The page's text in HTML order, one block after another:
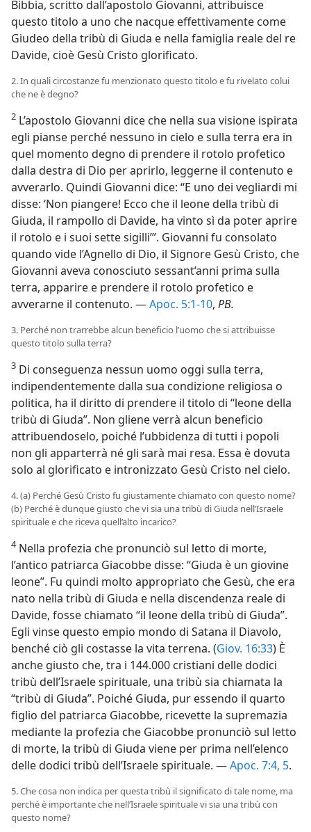
Bibbia, scritto dall’apostolo Giovanni, attribuisce
questo titolo a uno che nacque effettivamente come
Giudeo della tribù di Giuda e nella famiglia reale del re
Davide, cioè Gesù Cristo glorificato.
2. In quali circostanze fu menzionato questo titolo e fu rivelato colui
che ne è degno?
2 L’apostolo Giovanni dice che nella sua visione ispirata
egli pianse perché nessuno in cielo e sulla terra era in
quel momento degno di prendere il rotolo profetico
dalla destra di Dio per aprirlo, leggerne il contenuto e
avverarlo. Quindi Giovanni dice: “E uno dei vegliardi mi
disse: ‘Non piangere! Ecco che il leone della tribù di
Giuda, il rampollo di Davide, ha vinto sì da poter aprire
il rotolo e i suoi sette sigilli’”. Giovanni fu consolato
quando vide l’Agnello di Dio, il Signore Gesù Cristo, che
Giovanni aveva conosciuto sessant’anni prima sulla
terra, apparire e prendere il rotolo profetico e
avverarne il contenuto. —Apoc. 5:1-10, PB.
3. Perché non trarrebbe alcun beneficio l’uomo che si attribuisse
questo titolo sulla terra?
3 Di conseguenza nessun uomo oggi sulla terra,
indipendentemente dalla sua condizione religiosa o
politica, ha il diritto di prendere il titolo di “leone della
tribù di Giuda”. Non gliene verrà alcun beneficio
attribuendoselo, poiché l’ubbidenza di tutti i popoli
non gli apparterrà né gli sarà mai resa. Essa è dovuta
solo al glorificato e intronizzato Gesù Cristo nel cielo.
4. (a) Perché Gesù Cristo fu giustamente chiamato con questo nome?
(b) Perché è dunque giusto che vi sia una tribù di Giuda nell’Israele
spirituale e che riceva quell’alto incarico?
4Nella profezia che pronunciò sul letto di morte,
l’antico patriarca Giacobbe disse: “Giuda è un giovine
leone”. Fu quindi molto appropriato che Gesù, che era
nato nella tribù di Giuda e nella discendenza reale di
Davide, fosse chiamato “il leone della tribù di Giuda”.
Egli vinse questo empio mondo di Satana il Diavolo,
benché ciò gli costasse la vita terrena. (Giov. 16:33) È
anche giusto che, tra i 144.000 cristiani delle dodici
tribù dell’Israele spirituale, una tribù sia chiamata la
“tribù di Giuda”. Poiché Giuda, pur essendo il quarto
figlio del patriarca Giacobbe, ricevette la supremazia
mediante la profezia che Giacobbe pronunciò sul letto
di morte, la tribù di Giuda viene per prima nell’elenco
delle dodici tribù dell’Israele spirituale. —Apoc. 7:4, 5.
5. Che cosa non indica per questa tribù il significato di tale nome, ma
perché è importante che nell’Israele spirituale vi sia una tribù con
questo nome?